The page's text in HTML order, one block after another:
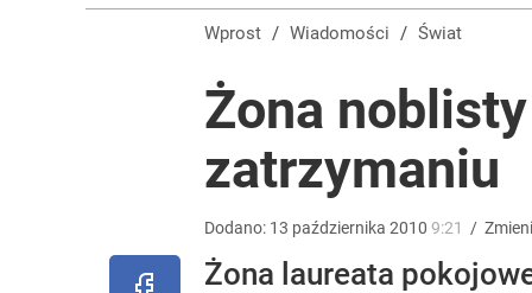
Cicha epidemia wśród Polek. Dane naprawdę
„Żyję z piętnem zabójcy”. Kierowca, który
Wprost / Wiadomości / Świat
Żona
zatrzymaniu
Dodano: 13 października 2010 9:21 /
Żona laureata